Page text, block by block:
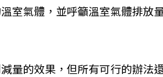
室氣體，並呼籲溫室氣體排放
量的效果，但所有可行的辦法